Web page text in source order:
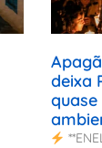
deixa
quase